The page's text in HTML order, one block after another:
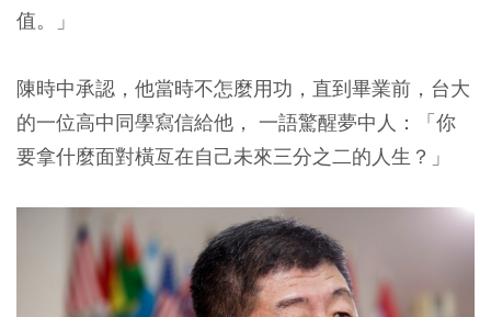
值。」
陳時中承認，他當時不怎麼用功，直到畢業前，台大
的一位高中同學寫信給他， 一語驚醒夢中人：
「你
要拿什麼面對橫亙在自己未來三分之二的人生？」